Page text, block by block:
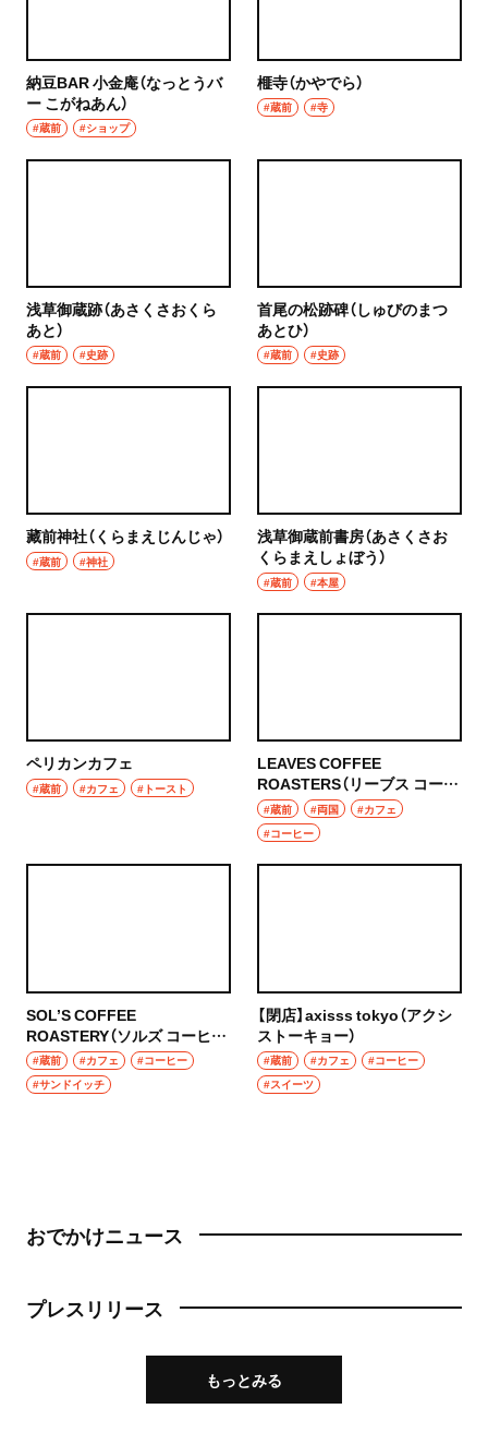
納豆BAR 小金庵（なっとうバ
ー こがねあん）
#蔵前 #ショップ
榧寺（かやでら）
#蔵前 #寺
浅草御蔵跡（あさくさおくら
あと）
#蔵前 #史跡
首尾の松跡碑（しゅびのまつ
あとひ）
#蔵前 #史跡
藏前神社（くらまえじんじゃ）
#蔵前 #神社
浅草御蔵前書房（あさくさお
くらまえしょぼう）
#蔵前 #本屋
ペリカンカフェ
#蔵前 #カフェ #トースト
LEAVES COFFEE
ROASTERS（リーブス コーヒ
ー ロースターズ）
#蔵前 #両国
#カフェ
#コーヒー
SOL’S COFFEE
ROASTERY（ソルズ コーヒー
ロースタリー）
#蔵前 #カフェ
#コーヒー
#サンドイッチ
【閉店】axisss tokyo（アクシ
ストーキョー）
#蔵前 #カフェ
#コーヒー
#スイーツ
おでかけニュース
プレスリリース
もっとみる